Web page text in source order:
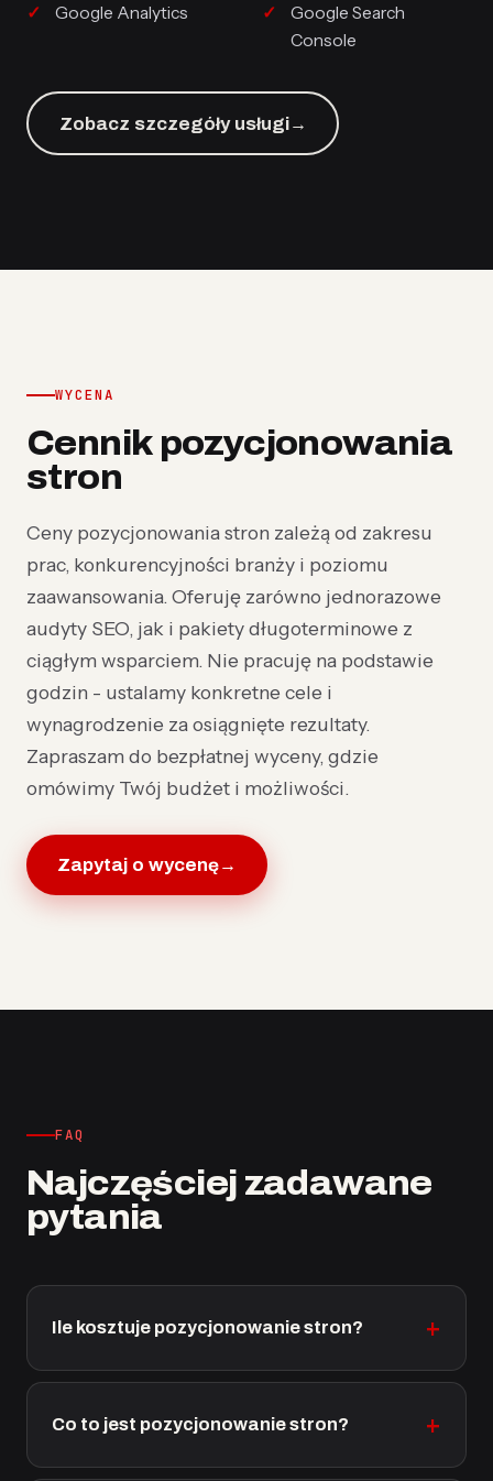
Google Analytics
Google Search
Console
Zobacz szczegóły usługi→
WYCENA
Cennik pozycjonowania
stron
Ceny pozycjonowania stron zależą od zakresu
prac, konkurencyjności branży i poziomu
zaawansowania. Oferuję zarówno jednorazowe
audyty SEO, jak i pakiety długoterminowe z
ciągłym wsparciem. Nie pracuję na podstawie
godzin - ustalamy konkretne cele i
wynagrodzenie za osiągnięte rezultaty.
Zapraszam do bezpłatnej wyceny, gdzie
omówimy Twój budżet i możliwości.
Zapytaj o wycenę→
FAQ
Najczęściej zadawane
pytania
Ile kosztuje pozycjonowanie stron?
Co to jest pozycjonowanie stron?